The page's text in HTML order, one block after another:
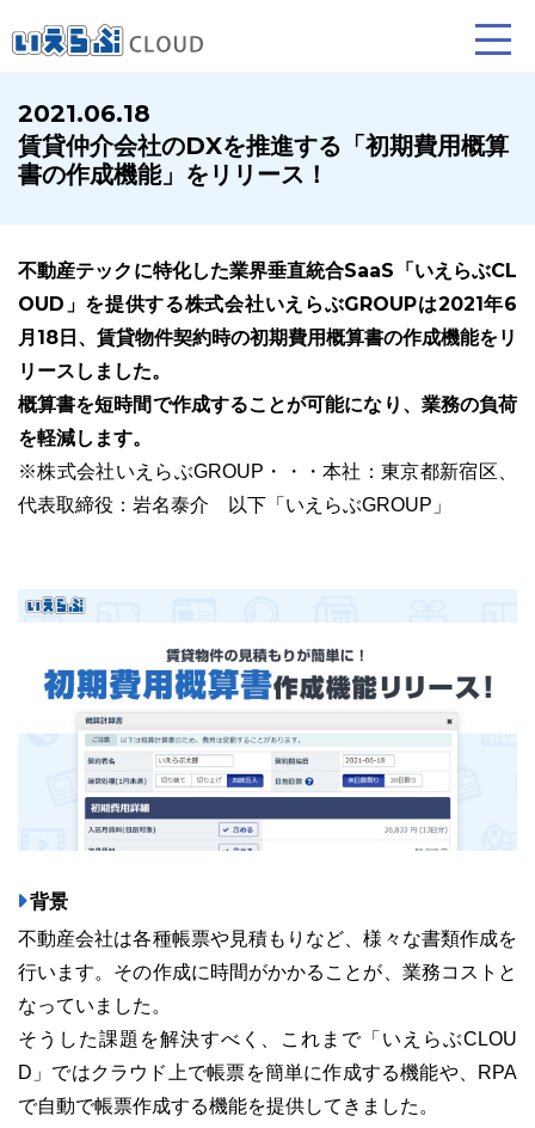
賃貸仲介 売買仲介
ホームページ制作について プラン紹介･制作の流れ
ユーザーインタビュー ホームページ制作実績
特長 サービス一覧 プラン
2021.06.18
賃貸仲介会社のDXを推進する「初期費用概算
書の作成機能」をリリース！
不動産テックに特化した業界垂直統合SaaS「いえらぶCL
OUD」を提供する株式会社いえらぶGROUPは2021年6
月18日、賃貸物件契約時の初期費用概算書の作成機能をリ
リースしました。
概算書を短時間で作成することが可能になり、業務の負荷
を軽減します。
※株式会社いえらぶGROUP・・・本社：東京都新宿区、
代表取締役：岩名泰介 以下「いえらぶGROUP」
背景
不動産会社は各種帳票や見積もりなど、様々な書類作成を
行います。その作成に時間がかかることが、業務コストと
なっていました。
そうした課題を解決すべく、これまで「いえらぶCLOU
D」ではクラウド上で帳票を簡単に作成する機能や、RPA
で自動で帳票作成する機能を提供してきました。